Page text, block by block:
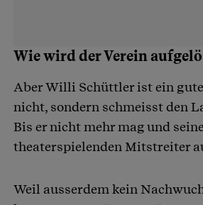
Wie wird der Verein
Aber Willi Schüttler ist ein
nicht, sondern schmeisst den
Bis er nicht mehr mag und
theaterspielenden Mitstreiter
Weil ausserdem kein